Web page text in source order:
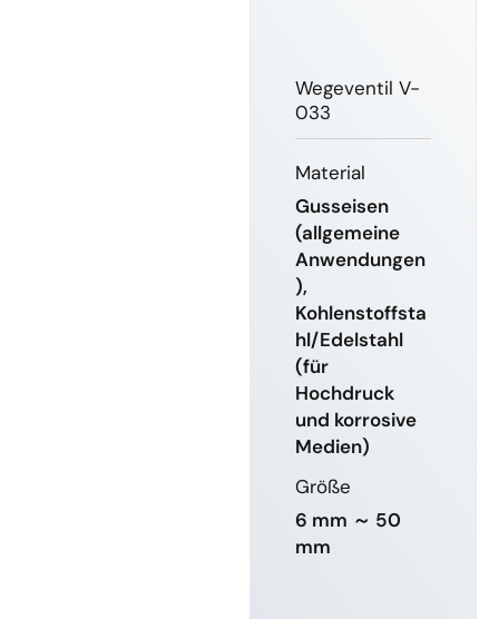
Wegeventil V-
033
Material
Gusseisen
(allgemeine
Anwendungen
),
Kohlenstoffsta
hl/Edelstahl
(für
Hochdruck
und korrosive
Medien)
Größe
6 mm ～ 50
mm